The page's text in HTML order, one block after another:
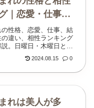
｜恋愛・仕事・
違い
性格、恋愛、仕事、結
違い、相性ランキング
。日曜日・木曜日との
2024.08.15 0
れは美人が多